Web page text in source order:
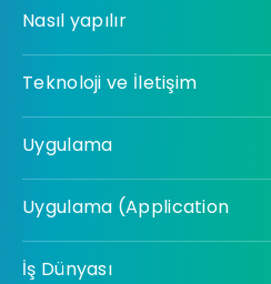
Nasıl yapılır
Teknoloji ve İletişim
Uygulama
Uygulama (Application
İş Dünyası